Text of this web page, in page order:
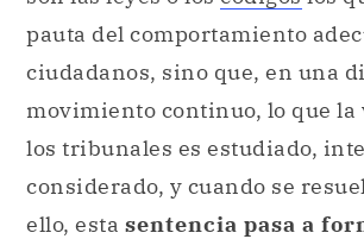
pauta del comportamiento
ciudadanos, sino que, en una
movimiento continuo, lo que la
los tribunales es estudiado,
considerado, y cuando se
ello, esta sentencia pasa a